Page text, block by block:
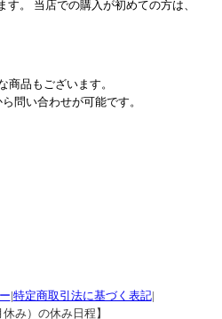
す。 当店での購入が初めての方は、
品もございます。
問い合わせが可能です。
|特定商取引法に基づく表記|
休み）の休み日程】